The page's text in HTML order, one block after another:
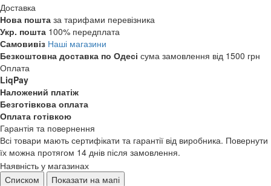
Доставка
Нова пошта за тарифами перевізника
Укр. пошта 100% передплата
Самовивіз Наші магазини
Безкоштовна доставка по Одесі сума замовлення від 1500 грн
Оплата
LiqPay
Наложений платіж
Безготівкова оплата
Оплата готівкою
Гарантія та повернення
Всі товари мають сертифікати та гарантії від виробника. Повернути
їх можна протягом 14 днів після замовлення.
Наявність у магазинах
Списком
Показати на мапі